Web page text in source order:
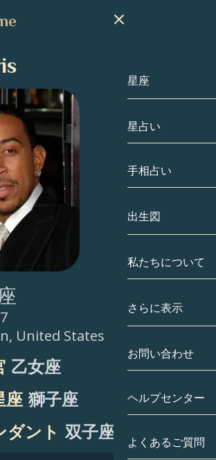
星座
星座
山羊座
魚座
牡羊座
牡牛座
蟹座
獅子座
乙女座
星占い
手相占い
出生図
出生図
有名人
アストロカー
私たちについて
さらに表示
相性
タロット
エンジェルナ
お問い合わせ
ヘルプセンター
よくあるご質問
, United States
乙女座
座 獅子座
ダント 双子座